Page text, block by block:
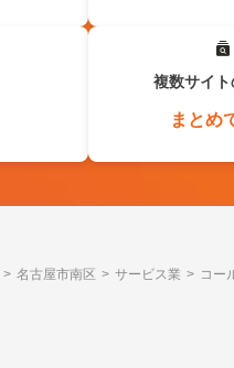
複数サイ
まとめ
名古屋市南区 サービス業 コー